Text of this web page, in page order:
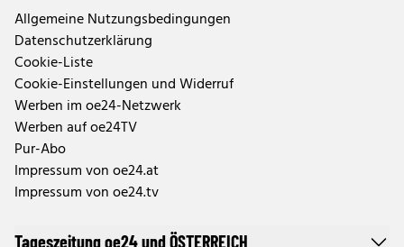
Allgemeine Nutzungsbedingungen
Datenschutzerklärung
Cookie-Liste
Cookie-Einstellungen und Widerruf
Werben im oe24-Netzwerk
Werben auf oe24TV
Pur-Abo
Impressum von oe24.at
Impressum von oe24.tv
Tageszeitung oe24 und ÖSTERREICH